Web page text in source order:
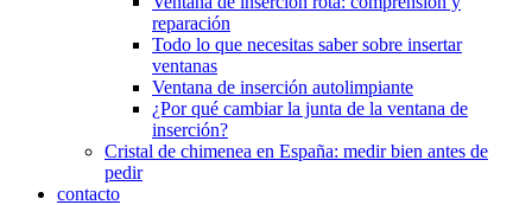
reparación
Todo lo que necesitas saber sobre insertar
ventanas
Ventana de inserción autolimpiante
¿Por qué cambiar la junta de la ventana de
inserción?
Cristal de chimenea en España: medir bien antes de
pedir
contacto